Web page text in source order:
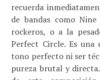
recuerda
de bandas como
rockeros, o a la
Perfect Circle. Es
tono perfecto ni ser
pureza brutal y